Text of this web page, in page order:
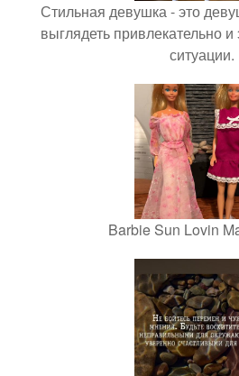
Стильная девушка - это
выглядеть привлекательно
ситуации.
Barbie Sun Lovin